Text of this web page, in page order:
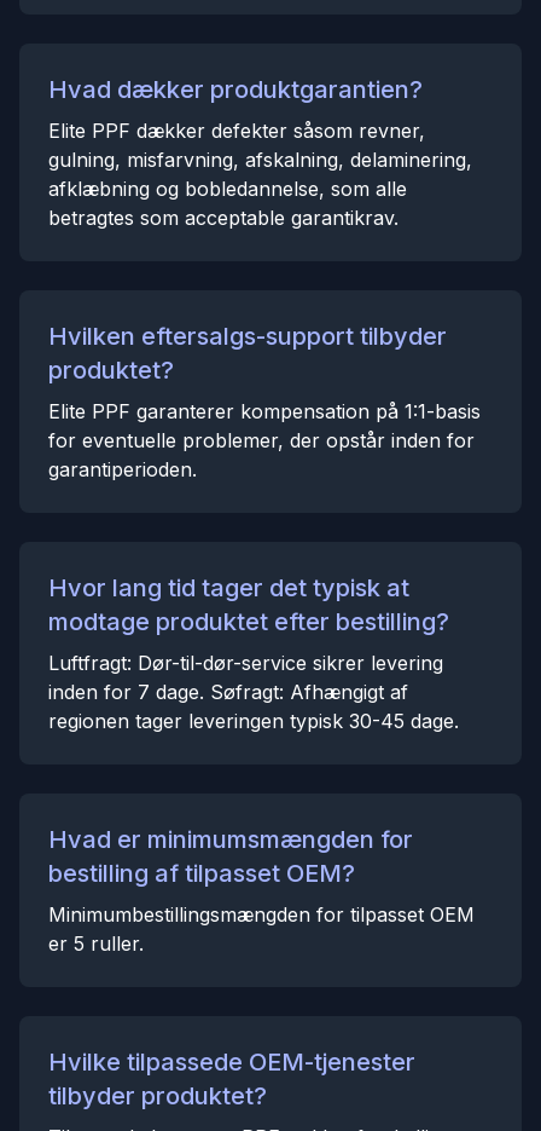
Hvad dækker produktgarantien?
Elite PPF dækker defekter såsom revner,
gulning, misfarvning, afskalning, delaminering,
afklæbning og bobledannelse, som alle
betragtes som acceptable garantikrav.
Hvilken eftersalgs-support tilbyder
produktet?
Elite PPF garanterer kompensation på 1:1-basis
for eventuelle problemer, der opstår inden for
garantiperioden.
Hvor lang tid tager det typisk at
modtage produktet efter bestilling?
Luftfragt: Dør-til-dør-service sikrer levering
inden for 7 dage. Søfragt: Afhængigt af
regionen tager leveringen typisk 30-45 dage.
Hvad er minimumsmængden for
bestilling af tilpasset OEM?
Minimumbestillingsmængden for tilpasset OEM
er 5 ruller.
Hvilke tilpassede OEM-tjenester
tilbyder produktet?